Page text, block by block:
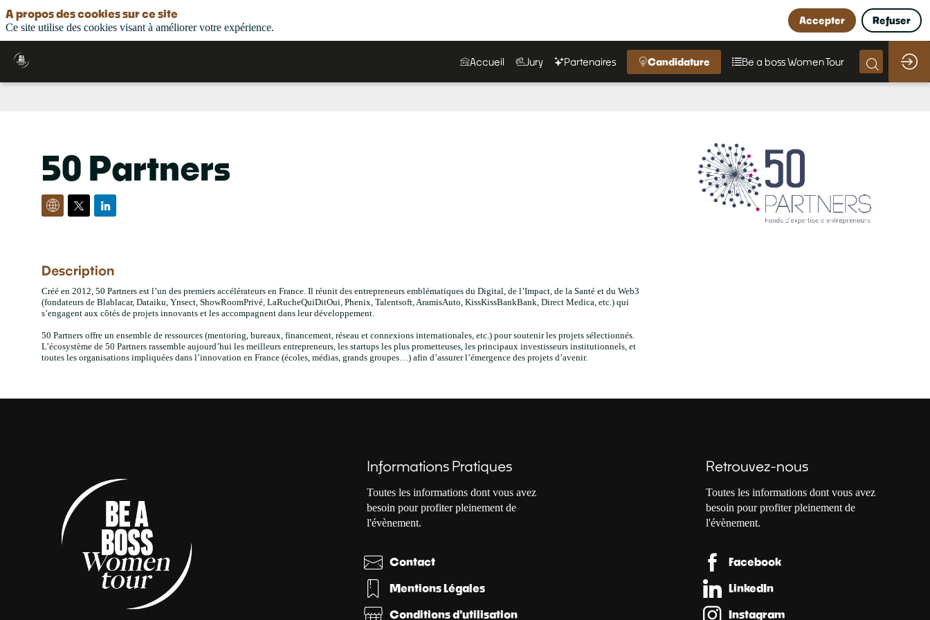
Accueil Jury Partenaires Candidature Be a boss Women Tour
50 Partners
Description
Créé en 2012, 50 Partners est l’un des premiers accélérateurs en France. Il réunit des entrepreneurs emblématiques du Digital, de l’Impact, de la Santé et du Web3
(fondateurs de Blablacar, Dataiku, Ynsect, ShowRoomPrivé, LaRucheQuiDitOui, Phenix, Talentsoft, AramisAuto, KissKissBankBank, Direct Medica, etc.) qui
s’engagent aux côtés de projets innovants et les accompagnent dans leur développement.
50 Partners offre un ensemble de ressources (mentoring, bureaux, financement, réseau et connexions internationales, etc.) pour soutenir les projets sélectionnés.
L’écosystème de 50 Partners rassemble aujourd’hui les meilleurs entrepreneurs, les startups les plus prometteuses, les principaux investisseurs institutionnels, et
toutes les organisations impliquées dans l’innovation en France (écoles, médias, grands groupes…) afin d’assurer l’émergence des projets d’avenir.
Informations Pratiques
Toutes les informations dont vous avez
besoin pour profiter pleinement de
l'évènement.
Contact
Mentions Légales
Conditions d'utilisation
Retrouvez-nous
Toutes les informations dont vous avez
besoin pour profiter pleinement de
l'évènement.
Facebook
LinkedIn
Instagram
A propos des cookies sur ce site
Ce site utilise des cookies visant à améliorer votre expérience.
Accepter Refuser